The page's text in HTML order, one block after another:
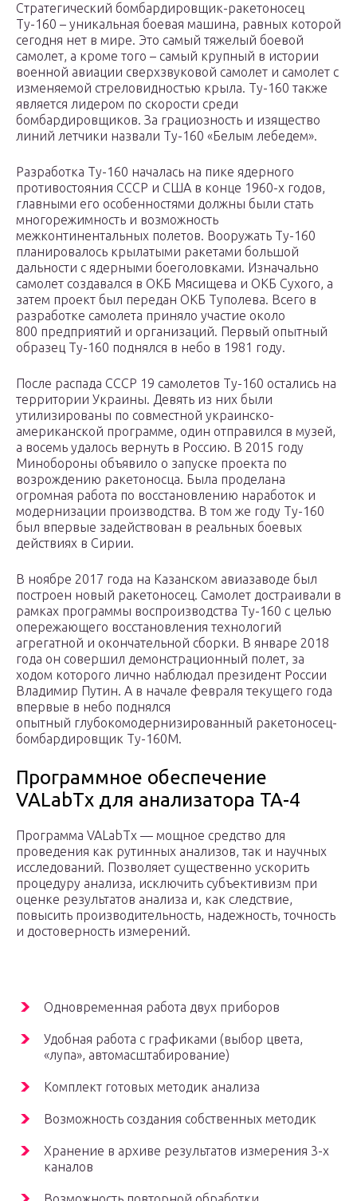
Стратегический бомбардировщик-ракетоносец
Ту-160 – уникальная боевая машина, равных которой
сегодня нет в мире. Это самый тяжелый боевой
самолет, а кроме того – самый крупный в истории
военной авиации сверхзвуковой самолет и самолет с
изменяемой стреловидностью крыла. Ту-160 также
является лидером по скорости среди
бомбардировщиков. За грациозность и изящество
линий летчики назвали Ту-160 «Белым лебедем».
Разработка Ту-160 началась на пике ядерного
противостояния СССР и США в конце 1960-х годов,
главными его особенностями должны были стать
многорежимность и возможность
межконтинентальных полетов. Вооружать Ту-160
планировалось крылатыми ракетами большой
дальности с ядерными боеголовками. Изначально
самолет создавался в ОКБ Мясищева и ОКБ Сухого, а
затем проект был передан ОКБ Туполева. Всего в
разработке самолета приняло участие около
800 предприятий и организаций. Первый опытный
образец Ту-160 поднялся в небо в 1981 году.
После распада СССР 19 самолетов Ту-160 остались на
территории Украины. Девять из них были
утилизированы по совместной украинско-
американской программе, один отправился в музей,
а восемь удалось вернуть в Россию. В 2015 году
Минобороны объявило о запуске проекта по
возрождению ракетоносца. Была проделана
огромная работа по восстановлению наработок и
модернизации производства. В том же году Ту-160
был впервые задействован в реальных боевых
действиях в Сирии.
В ноябре 2017 года на Казанском авиазаводе был
построен новый ракетоносец. Самолет достраивали в
рамках программы воспроизводства Ту-160 с целью
опережающего восстановления технологий
агрегатной и окончательной сборки. В январе 2018
года он совершил демонстрационный полет, за
ходом которого лично наблюдал президент России
Владимир Путин. А в начале февраля текущего года
впервые в небо поднялся
опытный глубокомодернизированный ракетоносец-
бомбардировщик Ту-160М.
Программное обеспечение
VALabTx для анализатора ТА-4
Программа VALabTx — мощное средство для
проведения как рутинных анализов, так и научных
исследований. Позволяет существенно ускорить
процедуру анализа, исключить субъективизм при
оценке результатов анализа и, как следствие,
повысить производительность, надежность, точность
и достоверность измерений.
Одновременная работа двух приборов
Удобная работа с графиками (выбор цвета,
«лупа», автомасштабирование)
Комплект готовых методик анализа
Возможность создания собственных методик
Хранение в архиве результатов измерения 3-х
каналов